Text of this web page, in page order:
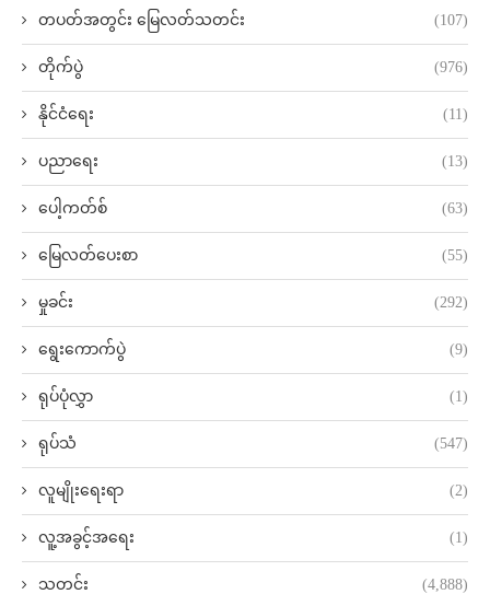
တပတ်အတွင်း မြေလတ်သတင်း (107)
တိုက်ပွဲ (976)
နိုင်ငံရေး (11)
ပညာရေး (13)
ပေါ့ကတ်စ် (63)
မြေလတ်ပေးစာ (55)
မှုခင်း (292)
ရွေးကောက်ပွဲ (9)
ရုပ်ပုံလွှာ (1)
ရုပ်သံ (547)
လူမျိုးရေးရာ (2)
လူ့အခွင့်အရေး (1)
သတင်း (4,888)